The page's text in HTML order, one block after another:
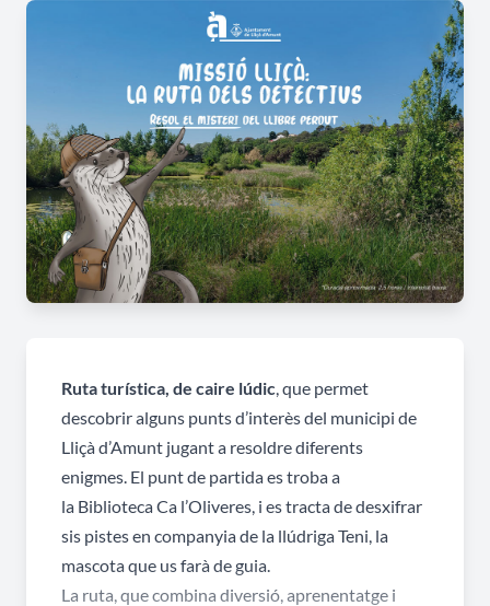
Ruta turística, de caire lúdic , que permet
descobrir alguns punts d’interès del municipi de
Lliçà d’Amunt jugant a resoldre diferents
enigmes. El punt de partida es troba a
la Biblioteca Ca l’Oliveres , i es tracta de desxifrar
sis pistes en companyia de la llúdriga Teni, la
mascota que us farà de guia.
La ruta, que combina diversió, aprenentatge i